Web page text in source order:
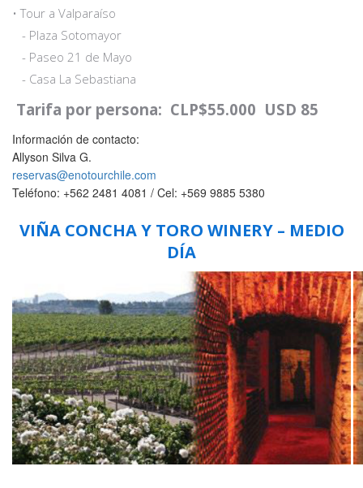
• Tour a Valparaíso
- Plaza Sotomayor
- Paseo 21 de Mayo
- Casa La Sebastiana
Tarifa por persona: CLP$55.000 USD 85
Información de contacto:
Allyson Silva G.
reservas@enotourchile.com
Teléfono: +562 2481 4081 / Cel: +569 9885 5380
VIÑA CONCHA Y TORO WINERY – MEDIO
DÍA